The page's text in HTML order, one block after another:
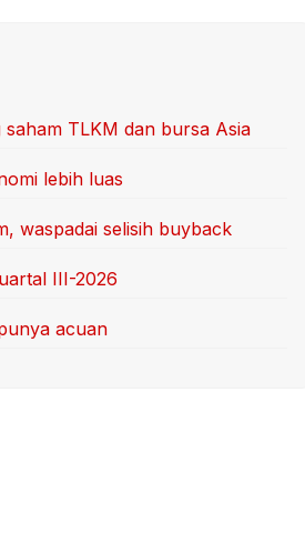
TLKM dan bursa Asia
lebih luas
waspadai selisih buyback
III-2026
acuan